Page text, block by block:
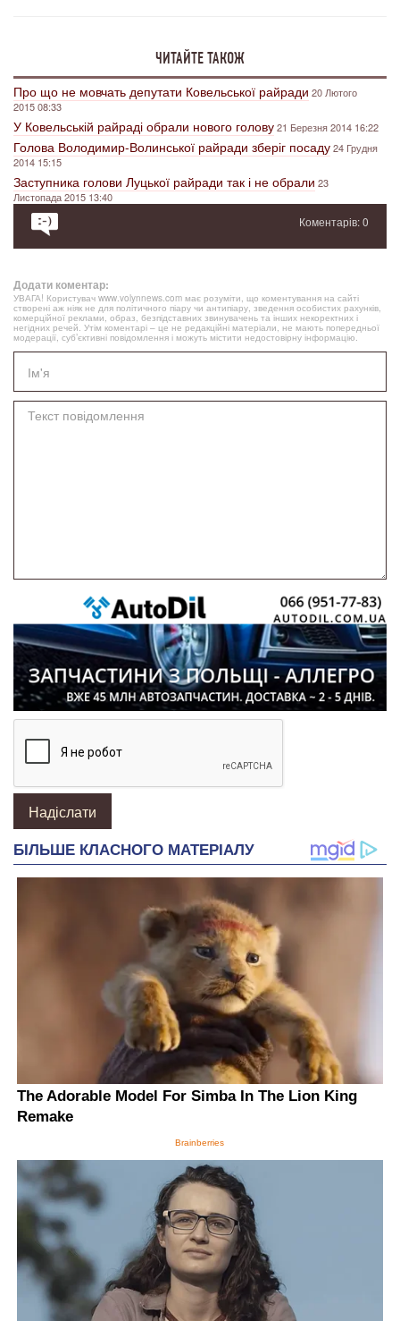
ЧИТАЙТЕ ТАКОЖ
Про що не мовчать депутати Ковельської райради 20 Лютого
2015 08:33
У Ковельській райраді обрали нового голову21 Березня 2014 16:22
Голова Володимир-Волинської райради зберіг посаду24 Грудня
2014 15:15
Заступника голови Луцької райради так і не обрали 23
Листопада 2015 13:40
Коментарів: 0
Додати коментар:
УВАГА! Користувач www.volynnews.com має розуміти, що коментування на сайті
створені аж ніяк не для політичного піару чи антипіару, зведення особистих рахунків,
комерційної реклами, образ, безпідставних звинувачень та інших некоректних і
негідних речей. Утім коментарі – це не редакційні матеріали, не мають попередньої
модерації, суб’єктивні повідомлення і можуть містити недостовірну інформацію.